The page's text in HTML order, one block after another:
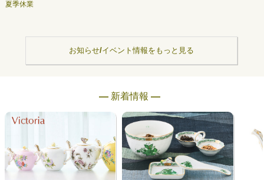
夏季休業
お知らせ/イベント情報をもっと見る
― 新着情報 ―